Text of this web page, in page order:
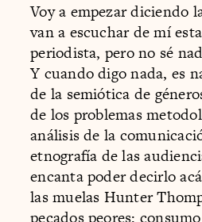
Voy a empezar diciendo
van a escuchar de mí
periodista, pero no sé
Y cuando digo nada, es
de la semiótica de
de los problemas
análisis de la
etnografía de las
encanta poder decirlo
las muelas Hunter